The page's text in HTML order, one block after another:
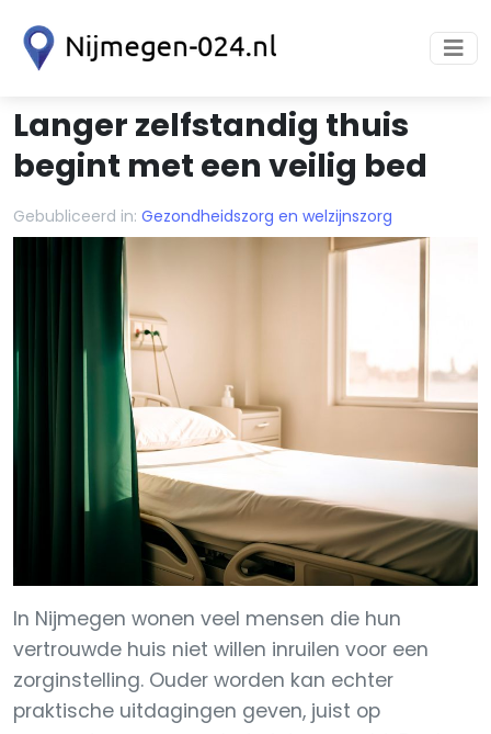
Langer zelfstandig thuis
begint met een veilig bed
Gebubliceerd in: Gezondheidszorg en welzijnszorg
In Nijmegen wonen veel mensen die hun
vertrouwde huis niet willen inruilen voor een
zorginstelling. Ouder worden kan echter
praktische uitdagingen geven, juist op